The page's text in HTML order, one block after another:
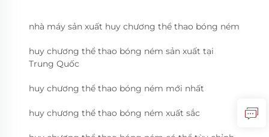
nhà máy sản xuất huy chương thể thao bóng ném
huy chương thể thao bóng ném sản xuất tại
Trung Quốc
huy chương thể thao bóng ném mới nhất
huy chương thể thao bóng ném xuất sắc